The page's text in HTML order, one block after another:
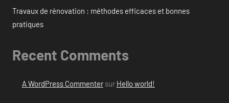
Travaux de rénovation : méthodes efficaces et bonnes
pratiques
Recent Comments
A WordPress Commentersur Hello world!